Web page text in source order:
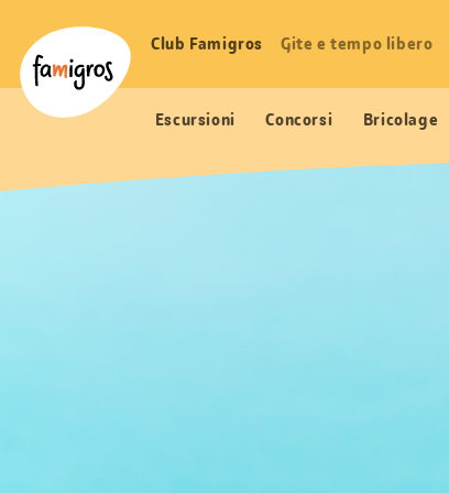
segnalibri
Logo
Navigazione
Club Famigros Gite e tempo libero
Escursioni Concorsi Bricolage